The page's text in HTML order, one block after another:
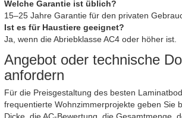
Welche Garantie ist üblich?
15–25 Jahre Garantie für den privaten
Ist es für Haustiere geeignet?
Ja, wenn die Abriebklasse AC4 oder höher ist.
Angebot oder technische
anfordern
Für die Preisgestaltung des besten
frequentierte Wohnzimmerprojekte geben Sie